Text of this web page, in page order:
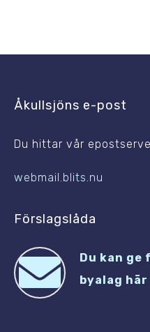
Åkullsjöns e-post
Du hittar vår
webmail.blits.nu
Förslagslåda
Du kan
byalag här